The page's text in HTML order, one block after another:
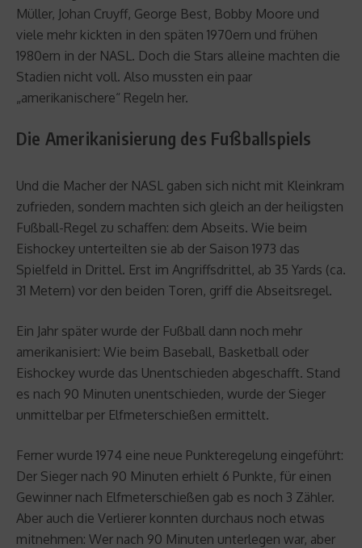
Müller, Johan Cruyff, George Best, Bobby Moore und
viele mehr kickten in den späten 1970ern und frühen
1980ern in der NASL. Doch die Stars alleine machten die
Stadien nicht voll. Also mussten ein paar
„amerikanischere“ Regeln her.
Die Amerikanisierung des Fußballspiels
Und die Macher der NASL gaben sich nicht mit Kleinkram
zufrieden, sondern machten sich gleich an der heiligsten
Fußball-Regel zu schaffen: dem Abseits. Wie beim
Eishockey unterteilten sie ab der Saison 1973 das
Spielfeld in Drittel. Erst im Angriffsdrittel, ab 35 Yards (ca.
31 Metern) vor den beiden Toren, griff die Abseitsregel.
Ein Jahr später wurde der Fußball dann noch mehr
amerikanisiert: Wie beim Baseball, Basketball oder
Eishockey wurde das Unentschieden abgeschafft. Stand
es nach 90 Minuten unentschieden, wurde der Sieger
unmittelbar per Elfmeterschießen ermittelt.
Ferner wurde 1974 eine neue Punkteregelung eingeführt:
Der Sieger nach 90 Minuten erhielt 6 Punkte, für einen
Gewinner nach Elfmeterschießen gab es noch 3 Zähler.
Aber auch die Verlierer konnten durchaus noch etwas
mitnehmen: Wer nach 90 Minuten unterlegen war, aber